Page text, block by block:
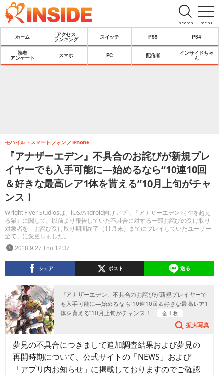
menu
search
ホーム
アクセス
ランキング
スイッチ PS5 PS4
読者
アンケート
スマホ PC 配信者
インサイドちゃ
ん
『アナザーエデン』不具合のお詫びが新規プレ
イヤーでも入手可能に―始めるなら“10連10回
＆好きな最高レア1体を貰える”10月上旬がチャ
ンス！
Wright Flyer Studiosは、iOS/Android向けアプリ『アナザーエデン 時空を超え
る猫』に関して、以前より報告していた不具合に対する一部お詫びの受け取り
対象者を「お詫び受け取り期間終了（11月末）までにプレイしていたユーザー
全て」に変更しました。
モバイル・スマートフォン iPhone
2018.9.27 Thu 12:37
シェア ポスト 送る
『アナザーエデン』不具合のお詫びが新規プレイヤーで
も入手可能に―始めるなら“10連10回＆好きな最高レア1
体を貰える”10月上旬がチャンス！
全 1 枚
拡大写真
夢見の不具合につきまして追加調査結果および夢見の
再開時期について、公式サイトの「NEWS」および
「アプリ内お知らせ」に掲載しておりますのでご確認